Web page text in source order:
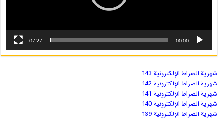
00:00
07:27
شهریة الصراط الإلكترونية 143
شهریة الصراط الإلكترونية 142
شهریة الصراط الإلكترونية 141
شهریة الصراط الإلكترونية 140
شهریة الصراط الإلكترونية 139